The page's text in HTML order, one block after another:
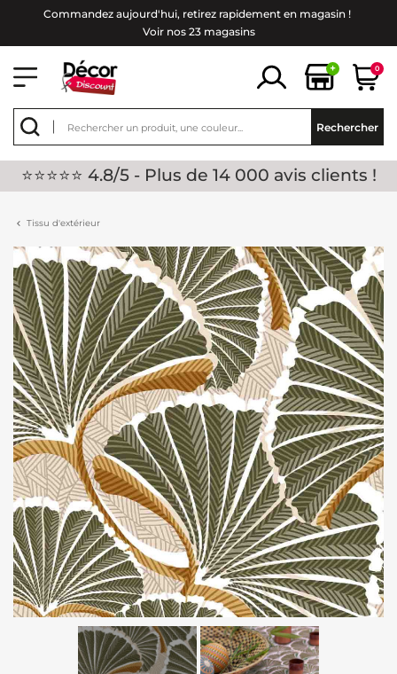
Commandez aujourd'hui, retirez rapidement en magasin !
Voir nos 23 magasins
+ 0
Rechercher
⭐⭐⭐⭐⭐ 4.8/5 - Plus de 14 000 avis clients !
Tissu d'extérieur